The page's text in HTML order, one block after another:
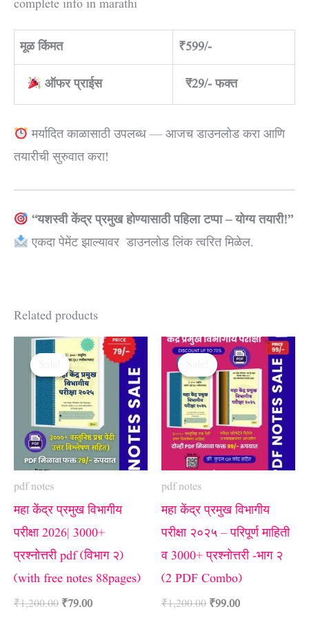
complete info in marathi
मूळ किंमत ₹599/-
ऑफर प्राईस ₹29/- फक्त
मर्यादित काळासाठी उपलब्ध — आजच डाउनलोड करा आणि
तयारीची सुरुवात करा!
“यशस्वी केंद्र प्रमुख होण्यासाठी पहिला टप्पा – योग्य तयारी!”
एकदा पेमेंट झाल्यावर डाउनलोड लिंक त्वरित मिळेल.
Related products
pdf notes
महा केंद्र प्रमुख विभागीय
परीक्षा 2026| 3000+
प्रश्नोत्तरी pdf (विभाग २)
(with free notes 88pages)
₹1,200.00
Original
price
was:
₹1,200.00.
₹79.00
Current
price
is:
₹79.00.
pdf notes
महा केंद्र प्रमुख विभागीय
परीक्षा २०२५ – परिपूर्ण माहिती
व 3000+ प्रश्नोत्तरी -भाग २
(2 PDF Combo)
₹1,200.00
Original
price
was:
₹1,200.00.
₹99.00
Current
price
is:
₹99.00.